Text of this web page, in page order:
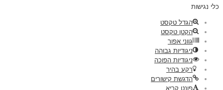
כלי נגישות
הגדל טקסט
הקטן טקסט
גווני אפור
ניגודיות גבוהה
ניגודיות הפוכה
רקע בהיר
הדגשת קישורים
פונט קריא